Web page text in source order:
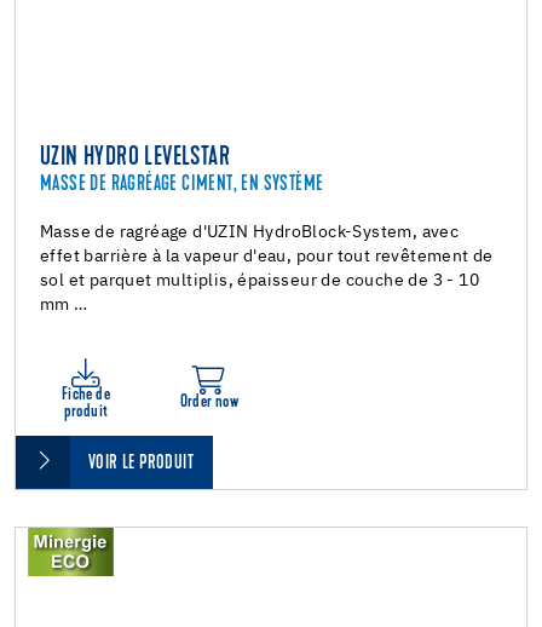
UZIN HYDRO LEVELSTAR
MASSE DE RAGRÉAGE CIMENT, EN SYSTÈME
Masse de ragréage d'UZIN HydroBlock-System, avec
effet barrière à la vapeur d'eau, pour tout revêtement de
sol et parquet multiplis, épaisseur de couche de 3 - 10
mm …
Fiche de
produit
Order now
VOIR LE PRODUIT